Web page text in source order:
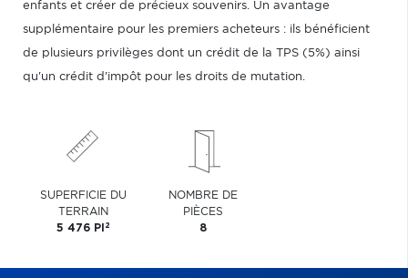
enfants et créer de précieux souvenirs. Un avantage
supplémentaire pour les premiers acheteurs : ils bénéficient
de plusieurs privilèges dont un crédit de la TPS (5%) ainsi
qu'un crédit d'impôt pour les droits de mutation.
SUPERFICIE DU
TERRAIN
5 476 PI 2
NOMBRE DE
PIÈCES
8